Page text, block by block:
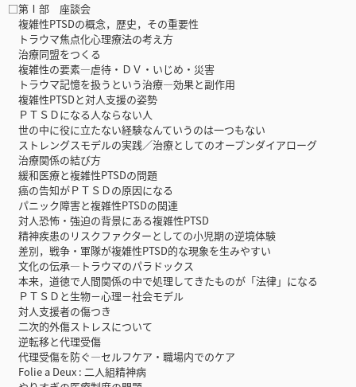
□第Ⅰ部 座談会
複雑性PTSDの概念，歴史，その重要性
トラウマ焦点化心理療法の考え方
治療同盟をつくる
複雑性の要素―虐待・ＤＶ・いじめ・災害
トラウマ記憶を扱うという治療―効果と副作用
複雑性PTSDと対人支援の姿勢
ＰＴＳＤになる人ならない人
世の中に役に立たない経験なんていうのは一つもない
ストレングスモデルの実践／治療としてのオープンダイアローグ
治療関係の結び方
緩和医療と複雑性PTSDの問題
癌の告知がＰＴＳＤの原因になる
パニック障害と複雑性PTSDの関連
対人恐怖・強迫の背景にある複雑性PTSD
精神疾患のリスクファクターとしての小児期の逆境体験
差別，戦争・軍隊が複雑性PTSD的な現象を生みやすい
文化の伝承―トラウマのパラドックス
本来，道徳で人間関係の中で処理してきたものが「法律」になる
ＰＴＳＤと生物－心理－社会モデル
対人支援者の傷つき
二次的外傷ストレスについて
逆転移と代理受傷
代理受傷を防ぐ―セルフケア・職場内でのケア
Folie a Deux : 二人組精神病